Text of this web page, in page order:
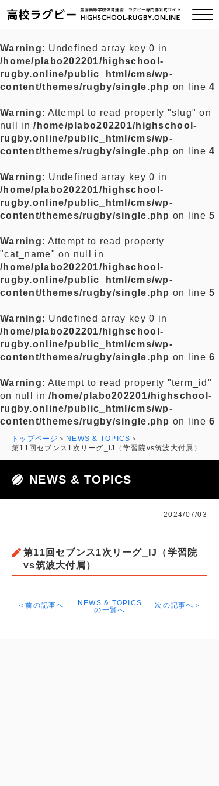
ご挨拶
全国チーム紹介
プライバシーポリシー
お問い合わせ
Warning: Undefined array key 0 in
/home/plabo202201/highschool-
rugby.online/public_html/cms/wp-
content/themes/rugby/single.php on line4
Warning: Attempt to read property "slug" on
null in/home/plabo202201/highschool-
rugby.online/public_html/cms/wp-
content/themes/rugby/single.php on line4
Warning: Undefined array key 0 in
/home/plabo202201/highschool-
rugby.online/public_html/cms/wp-
content/themes/rugby/single.php on line5
Warning: Attempt to read property
"cat_name" on null in
/home/plabo202201/highschool-
rugby.online/public_html/cms/wp-
content/themes/rugby/single.php on line5
Warning: Undefined array key 0 in
/home/plabo202201/highschool-
rugby.online/public_html/cms/wp-
content/themes/rugby/single.php on line6
Warning: Attempt to read property "term_id"
on null in/home/plabo202201/highschool-
rugby.online/public_html/cms/wp-
content/themes/rugby/single.php on line6
トップページ
NEWS & TOPICS
第11回セブンス1次リーグ_IJ（学習院vs筑波大付属）
NEWS & TOPICS
2024/07/03
第11回セブンス1次リーグ_IJ（学習院
vs筑波大付属）
＜前の記事へ
NEWS & TOPICS
の一覧へ
次の記事へ＞